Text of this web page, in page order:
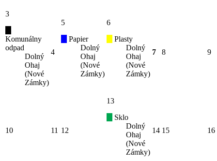
3
Komunálny
odpad
Dolný
Ohaj
(Nové
Zámky)
4
5
Papier
Dolný
Ohaj
(Nové
Zámky)
6
Plasty
Dolný
Ohaj
(Nové
Zámky)
7 8 9
10 11 12
13
Sklo
Dolný
Ohaj
(Nové
Zámky)
14 15 16